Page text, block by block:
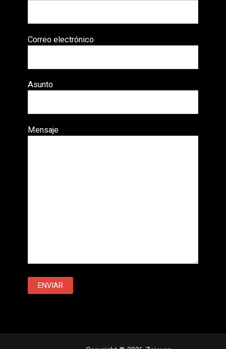
Correo electrónico
Asunto
Mensaje